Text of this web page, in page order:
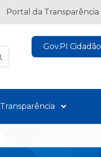
Portal da Transparência
Gov.PI Cidadão
Transparência